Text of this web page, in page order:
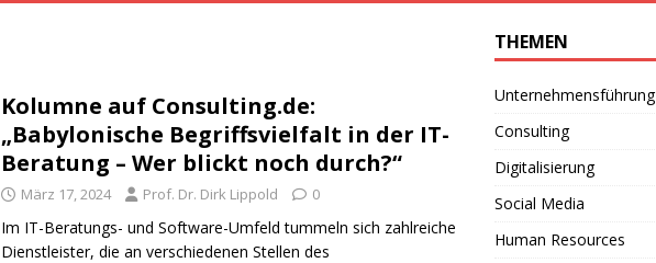
Kolumne auf Consulting.de:
„Babylonische Begriffsvielfalt in der IT-
Beratung – Wer blickt noch durch?“
März 17, 2024 Prof. Dr. Dirk Lippold 0
Im IT-Beratungs- und Software-Umfeld tummeln sich zahlreiche
Dienstleister, die an verschiedenen Stellen des
THEMEN
Unternehmensführung
Consulting
Digitalisierung
Social Media
Human Resources